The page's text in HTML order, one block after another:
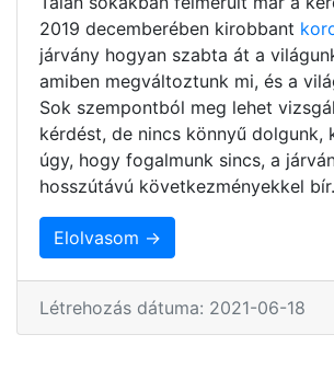
2019 decemberében kirobbant
járvány hogyan szabta át a
amiben megváltoztunk mi, és a
Sok szempontból meg lehet
kérdést, de nincs könnyű dolgunk,
úgy, hogy fogalmunk sincs, a
hosszútávú következményekkel bír.
Elolvasom →
Létrehozás dátuma: 2021-06-18